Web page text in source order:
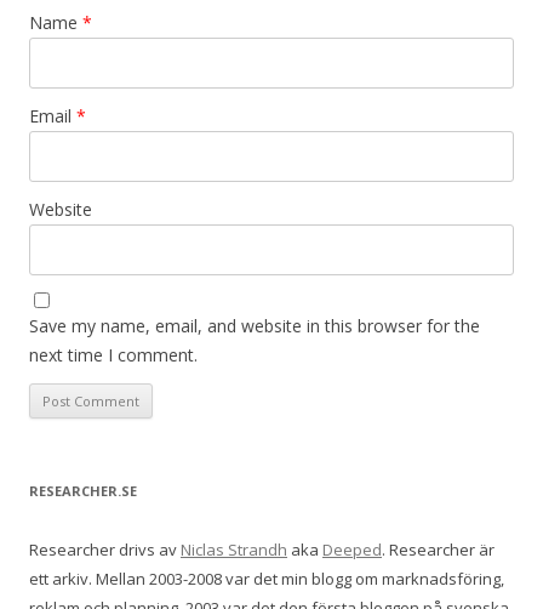
Name *
Email *
Website
Save my name, email, and website in this browser for the
next time I comment.
RESEARCHER.SE
Researcher drivs av Niclas Strandh aka Deeped. Researcher är
ett arkiv. Mellan 2003-2008 var det min blogg om marknadsföring,